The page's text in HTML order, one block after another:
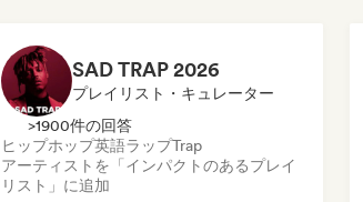
SAD TRAP 2026
プレイリスト・キュレーター
>1900件の回答
ヒップホップ英語ラップTrap
アーティストを「インパクトのあるプレイ
リスト」に追加